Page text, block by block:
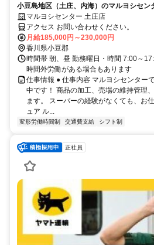
小豆島地区（土庄、内海）のマルヨシセン
します
マルヨシセンター 土庄店
アクセス お問い合わせください。
月給185,000円～230,000円
香川県小豆郡
時間帯 朝、昼 勤務曜日・時間 7:00～
時間外労働がある場合もあります
仕事情報 ● 仕事内容 マルヨシセンター
中です！ 商品の加工、売場の維持管理
ます。 スーパーの経験がなくても、お
ュア ル...
変形労働時間制 交通費支給 シフト制
正社員